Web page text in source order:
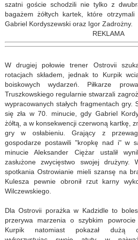
szatni goście schodzili nie tylko z
bagażem żółtych kartek, które
Gabriel Kordyszewski oraz Igor Zadrożny.
REKLAMA
W drugiej połowie trener Ostrovii
rotacjach składem, jednak to Kurpik
boiskowych wydarzeń. Piłkarze
Truszkowskiego regularnie stwarzali
wypracowanych stałych fragmentach gry.
się zła w 70. minucie, gdy Gabriel
żółtą, a w konsekwencji czerwoną kartkę,
gry w osłabieniu. Grający z
gospodarze postawili "kropkę nad i" w
minucie Aleksander Ciężar ustalił
zasłużone zwycięstwo swojej drużyny.
spotkania Ostrowianie mieli szansę na
Kulesza pewnie obronił rzut karny
Wilczewskiego.
Dla Ostrovii porażka w Kadzidle to
przerywa marzenia o szybkim powrocie
Kurpik natomiast pokazał dużą